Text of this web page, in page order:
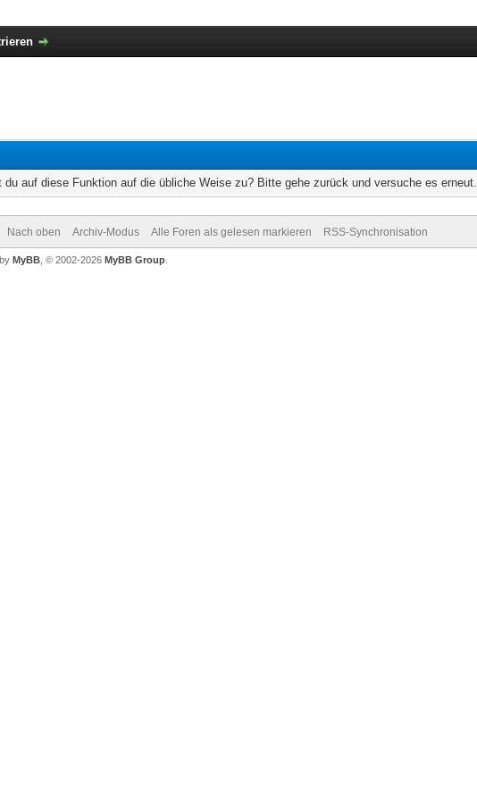
du auf diese Funktion auf die übliche Weise zu? Bitte gehe zurück und versuche es erneut.
Nach oben Archiv-Modus Alle Foren als gelesen markieren RSS-Synchronisation
MyBB, © 2002-2026 MyBB Group.